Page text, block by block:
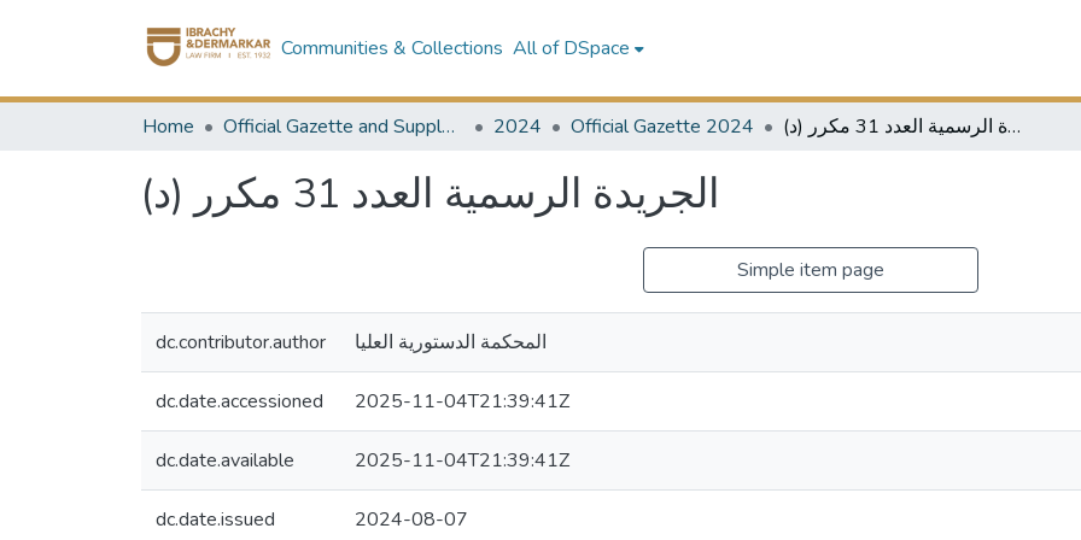
Communities & Collections All of DSpace
Home Official Gazette and Supplement 2024 Official Gazette 2024 الجريدة الرسمية العدد 31 مكرر (د)
الجريدة الرسمية العدد 31 مكرر (د)
Simple item page
dc.contributor.author المحكمة الدستورية العليا
dc.date.accessioned 2025-11-04T21:39:41Z
dc.date.available 2025-11-04T21:39:41Z
dc.date.issued 2024-08-07